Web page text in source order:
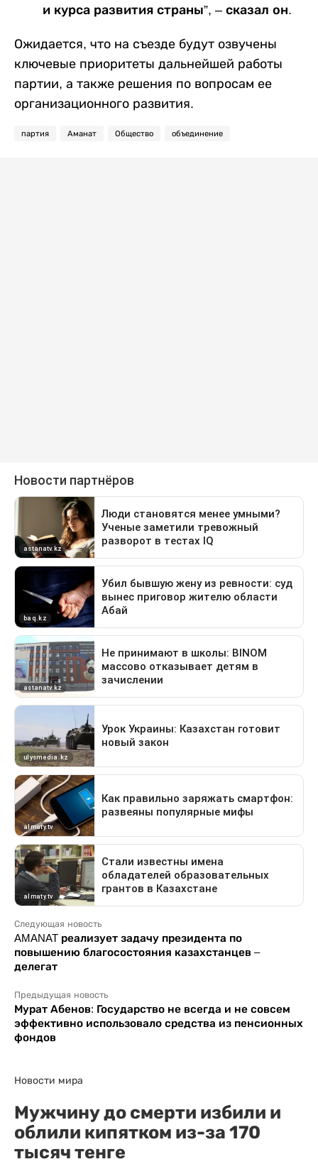
и курса развития страны”, – сказал он.
Ожидается, что на съезде будут озвучены
ключевые приоритеты дальнейшей работы
партии, а также решения по вопросам ее
организационного развития.
партия Аманат Общество объединение
Следующая новость
AMANAT реализует задачу президента по
повышению благосостояния казахстанцев –
делегат
Предыдущая новость
Мурат Абенов: Государство не всегда и не совсем
эффективно использовало средства из пенсионных
фондов
Новости мира
Мужчину до смерти избили и
облили кипятком из-за 170
тысяч тенге